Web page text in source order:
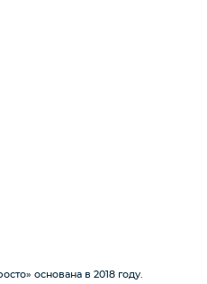
основана в 2018 году.